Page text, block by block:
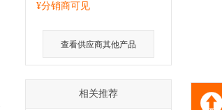
¥分销商可见
查看供应商其他产品
相关推荐